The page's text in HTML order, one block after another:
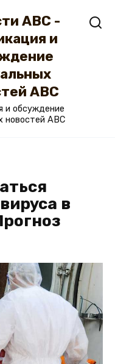
ABC -
и
ABC
и обсуждение
новостей ABC
в